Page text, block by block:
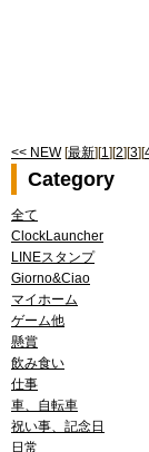
<< NEW[最新][1][2][3][
Category
全て
ClockLauncher
LINEスタンプ
Giorno&Ciao
マイホーム
ゲーム他
懸賞
飲み食い
仕事
車、自転車
祝い事、記念日
日常